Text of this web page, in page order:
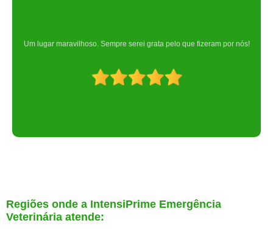
Um lugar maravilhoso. Sempre serei grata pelo que fizeram por nós!
Regiões onde a IntensiPrime Emergência
Veterinária atende: